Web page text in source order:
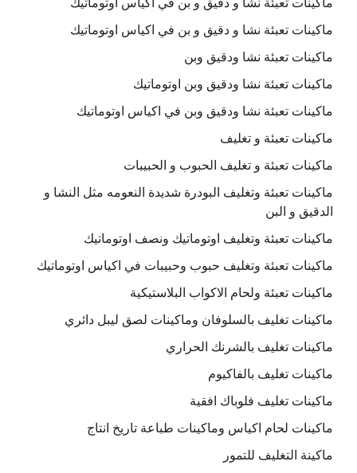
ماكينات تعبئة نشا و دقيق و بن في اكياس اوتوماتيك
ماكينات تعبئة نشا و دقيق و بن في اكياس اوتوماتيك
ماكينات تعبئة نشا ودقيق وبن
ماكينات تعبئة نشا ودقيق وبن اوتوماتيك
ماكينات تعبئة نشا ودقيق وبن في اكياس اوتوماتيك
ماكينات تعبئة و تغليف
ماكينات تعبئة و تغليف الحبوب و الحبيبات
ماكينات تعبئة وتغليف البودرة شديدة النعومه مثل النشا و
الدقيق و البن
ماكينات تعبئة وتغليف اوتوماتيك ونصف اوتوماتيك
ماكينات تعبئة وتغليف حبوب وحبيبات في اكياس اوتوماتيك
ماكينات تعبئة ولحام الاكواب البلاستيكية
ماكينات تغليف بالسلوفان وماكينات لصق ليبل دائري
ماكينات تغليف بالشرنك الحراري
ماكينات تغليف بالفاكيوم
ماكينات تغليف فلوباك افقية
ماكينات لحام اكياس وماكينات طباعة تاريخ انتاج
ماكينة التغليف للتمور